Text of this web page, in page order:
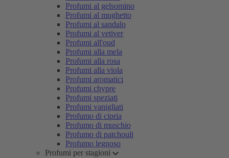
Profumi al gelsomino
Profumi al mughetto
Profumi al sandalo
Profumi al vetiver
Profumi all'oud
Profumi alla mela
Profumi alla rosa
Profumi alla viola
Profumi aromatici
Profumi chypre
Profumi speziati
Profumi vanigliati
Profumo di cipria
Profumo di muschio
Profumo di patchouli
Profumo legnoso
Profumi per stagioni